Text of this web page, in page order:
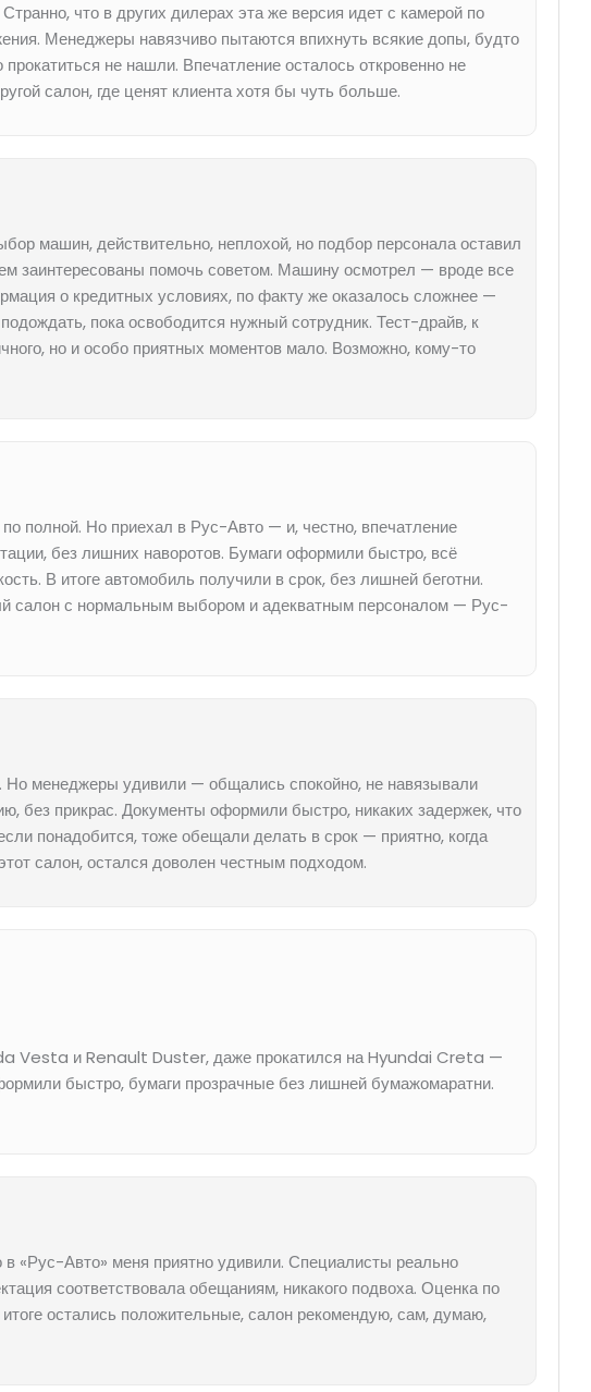
что в других дилерах эта же версия идет с камерой по
Менеджеры навязчиво пытаются впихнуть всякие допы, будто
не нашли. Впечатление осталось откровенно не
салон, где ценят клиента хотя бы чуть больше.
машин, действительно, неплохой, но подбор персонала оставил
заинтересованы помочь советом. Машину осмотрел — вроде все
о кредитных условиях, по факту же оказалось сложнее —
пока освободится нужный сотрудник. Тест-драйв, к
но и особо приятных моментов мало. Возможно, кому-то
полной. Но приехал в Рус-Авто — и, честно, впечатление
без лишних наворотов. Бумаги оформили быстро, всё
В итоге автомобиль получили в срок, без лишней беготни.
салон с нормальным выбором и адекватным персоналом — Рус-
Но менеджеры удивили — общались спокойно, не навязывали
без прикрас. Документы оформили быстро, никаких задержек, что
понадобится, тоже обещали делать в срок — приятно, когда
салон, остался доволен честным подходом.
Vesta и Renault Duster, даже прокатился на Hyundai Creta —
быстро, бумаги прозрачные без лишней бумажомаратни.
«Рус-Авто» меня приятно удивили. Специалисты реально
соответствовала обещаниям, никакого подвоха. Оценка по
остались положительные, салон рекомендую, сам, думаю,